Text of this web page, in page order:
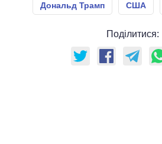
Дональд Трамп США
Поділитися: